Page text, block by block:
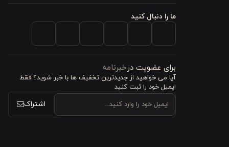
باشد.
ما را دنبال کنید
برای عضویت درخبرنامه
آیا می خواهید از جدید‌ترین تخفیف‌ ها با‌ خبر شوید؟ فقط
ایمیل خود را ثبت کنید
اشتراک